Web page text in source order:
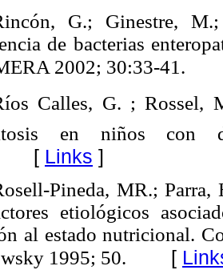
G.; Ginestre,
de bacterias
2002; 30:33-41.
Calles, G. ;
en niños con
[ Links ]
Pineda, MR.;
etiológicos
al estado nutricional.
1995; 50. [